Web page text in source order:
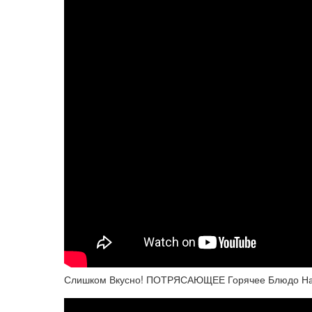
Слишком Вкусно! ПОТРЯСАЮЩЕЕ Горячее Блюдо